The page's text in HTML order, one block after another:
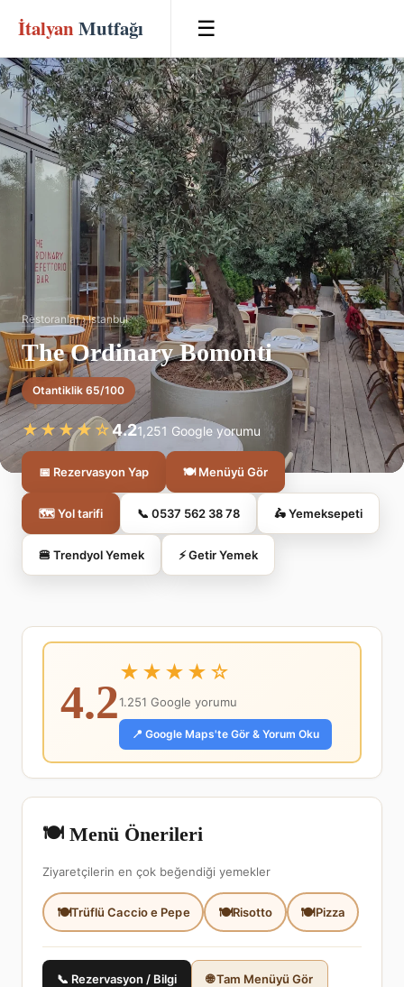
İtalyan Mutfağı ☰
Restoranlar›Istanbul
The Ordinary Bomonti
Otantiklik 65/100
★★★★☆4.21,251 Google yorumu
📅 Rezervasyon Yap 🍽️ Menüyü Gör
🗺️ Yol tarifi 📞 0537 562 38 78 🛵 Yemeksepeti
🍔 Trendyol Yemek ⚡ Getir Yemek
4.2
★★★★☆
1.251 Google yorumu
📍 Google Maps'te Gör & Yorum Oku
🍽️ Menü Önerileri
Ziyaretçilerin en çok beğendiği yemekler
Trüflü Caccio e Pepe Risotto Pizza
📞 Rezervasyon / Bilgi 🌐 Tam Menüyü Gör